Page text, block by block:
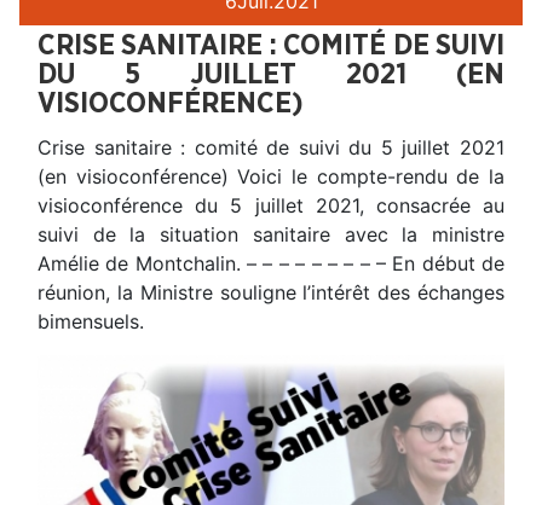
CRISE SANITAIRE : COMITÉ DE SUIVI
DU 5 JUILLET 2021 (EN
VISIOCONFÉRENCE)
Crise sanitaire : comité de suivi du 5 juillet 2021
(en visioconférence) Voici le compte-rendu de la
visioconférence du 5 juillet 2021, consacrée au
suivi de la situation sanitaire avec la ministre
Amélie de Montchalin. – – – – – – – – – En début de
réunion, la Ministre souligne l’intérêt des échanges
bimensuels.